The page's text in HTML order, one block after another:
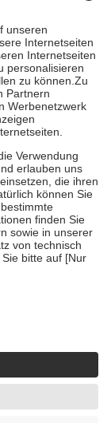
die tatsächlichen
Apotheken.
die
je
Gesundheit zu
unterstützen,
18. Lebensjahr
die von der
Bewertungen
künstlicher